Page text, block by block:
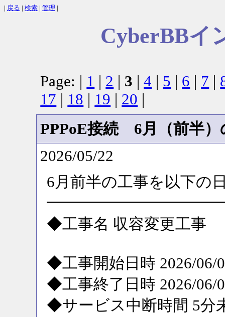
戻る 検索 管理
CyberBBイ
Page: | 1 | 2 | 3 |4 | 5 | 6 | 7 |
17 | 18 | 19 | 20 |
PPPoE接続 6月（前半）
2026/05/22
6月前半の工事を以下の
◆工事名 収容変更工事
◆工事開始日時 2026/06/
◆工事終了日時 2026/06/
◆サービス中断時間 5分